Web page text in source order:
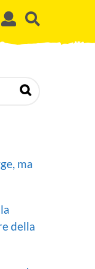
ma
della